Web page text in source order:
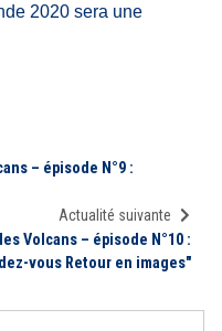
2020 sera une
– épisode N°9 :
Actualité suivante
Volcans – épisode N°10 :
vous Retour en images"